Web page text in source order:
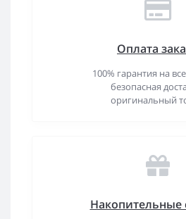
Оплата
100% гарантия на
безопасная
оригинальный
Накопительные